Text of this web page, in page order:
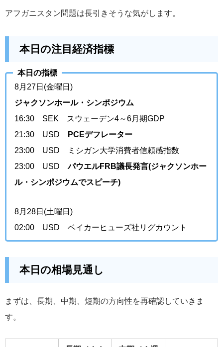
アフガニスタン問題は長引きそうな気がします。
本日の注目経済指標
本日の指標
8月27日(金曜日)
ジャクソンホール・シンポジウム
16:30 SEK スウェーデン4～6月期GDP
21:30 USD
PCEデフレーター
23:00 USD ミシガン大学消費者信頼感指数
23:00 USD パウエルFRB議長発言(ジャクソンホー
ル・シンポジウムでスピーチ)
8月28日(土曜日)
02:00 USD ベイカーヒューズ社リグカウント
本日の相場見通し
まずは、長期、中期、短期の方向性を再確認していきま
す。